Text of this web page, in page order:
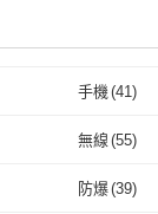
手機(41)
無線 (55)
紅軸(10)
無線
防爆(39)